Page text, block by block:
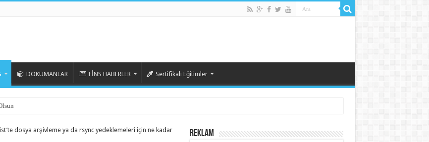
DOKÜMANLAR FİNS HABERLER Sertifikalı Eğitimler
dosya arşivleme ya da rsync yedeklemeleri için ne kadar
Reklam